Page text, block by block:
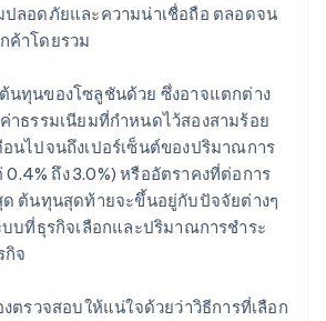
ปลอดภัยและความน่าเชื่อถือ ตลอดจน
ค้าโดยรวม
นทุนของโซลูชันด้วย ซึ่งอาจแตกต่าง
าธรรมเนียมที่กำหนดไว้สองสามร้อย
นไปจนถึงเปอร์เซ็นต์ของปริมาณการ
0.4% ถึง 3.0%) หรืออัตราคงที่ต่อการ
ด ต้นทุนสุดท้ายจะขึ้นอยู่กับปัจจัยต่างๆ
บบที่ธุรกิจเลือกและปริมาณการชำระ
กิจ
ตรวจสอบให้แน่ใจด้วยว่าวิธีการที่เลือก